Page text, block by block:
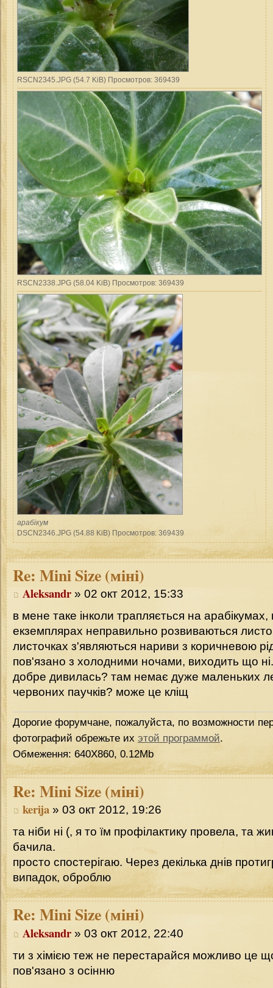
RSCN2345.JPG (54.7 KiB) Просмотров: 369439
RSCN2338.JPG (58.04 KiB) Просмотров: 369439
арабікум
DSCN2346.JPG (54.88 KiB) Просмотров: 369439
Re: Mini Size (міні)
Aleksandr » 02 окт 2012, 15:33
в мене таке інколи трапляється на арабікумах,
екземплярах неправильно розвиваються
листочках з'являються нариви з коричневою
пов'язано з холодними ночами, виходить що
добре дивилась? там немає дуже маленьких
червоних паучків? може це кліщ
Дорогие форумчане, пожалуйста, по возможности
фотографий обрежьте их этой программой.
Обмеження: 640Х860, 0.12Mb
Re: Mini Size (міні)
kerija » 03 окт 2012, 19:26
та ніби ні (, я то їм профілактику провела, та
бачила.
просто спостерігаю. Через декілька днів
випадок, оброблю
Re: Mini Size (міні)
Aleksandr » 03 окт 2012, 22:40
ти з хімією теж не перестарайся можливо це
пов'язано з осінню